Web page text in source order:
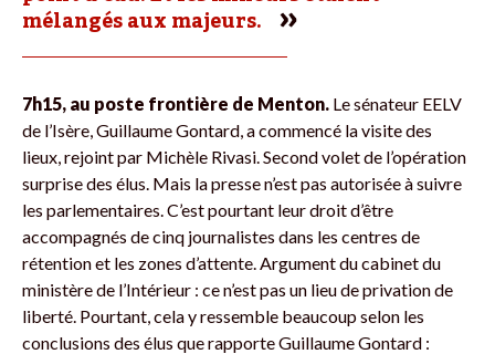
mélangés aux majeurs.
7h15, au poste frontière de Menton. Le sénateur EELV
de l’Isère, Guillaume Gontard, a commencé la visite des
lieux, rejoint par Michèle Rivasi. Second volet de l’opération
surprise des élus. Mais la presse n’est pas autorisée à suivre
les parlementaires. C’est pourtant leur droit d’être
accompagnés de cinq journalistes dans les centres de
rétention et les zones d’attente. Argument du cabinet du
ministère de l’Intérieur : ce n’est pas un lieu de privation de
liberté. Pourtant, cela y ressemble beaucoup selon les
conclusions des élus que rapporte Guillaume Gontard :